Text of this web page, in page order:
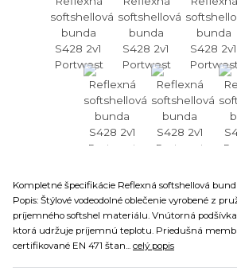
Kompletné špecifikácie Reflexná softshellová
Popis: Štýlové vodeodolné oblečenie vyrobené z
príjemného softshel materiálu. Vnútorná podšívka
ktorá udržuje príjemnú teplotu. Priedušná
certifikované EN 471 štan... celý popis